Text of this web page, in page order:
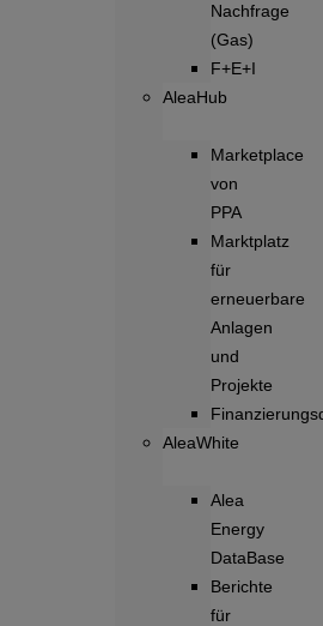
Nachfrage
(Gas)
F+E+I
AleaHub
Marketplace
von
PPA
Marktplatz
für
erneuerbare
Anlagen
und
Projekte
AleaWhite
Alea
Energy
DataBase
Berichte
für